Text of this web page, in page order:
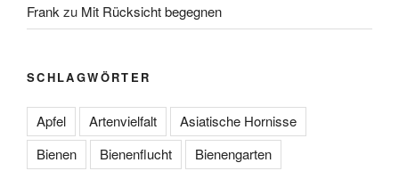
Frank zu Mit Rücksicht begegnen
SCHLAGWÖRTER
Apfel Artenvielfalt
Asiatische Hornisse
Bienen
Bienenflucht
Bienengarten